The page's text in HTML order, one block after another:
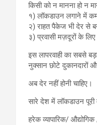
किसी को न मानना हो न
१) लॉकडाउन लगाने में
२) राहत पैकेज भी देर से
३) प्रवासी मज़दूरों के लिए
इस लापरवाही का सबसे
नुक्सान छोटे दुकानदारों
अब देर नहीं होनी चाहिए।
सारे देश में लॉकडाउन पूरी
हरेक व्यापारिक/